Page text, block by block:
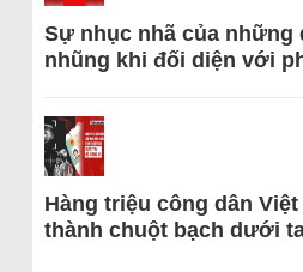
Sự nhục nhã của những
nhũng khi đối diện với
Hàng triệu công dân
thành chuột bạch dưới